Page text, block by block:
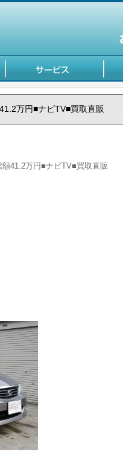
万円■ナビTV■買取直販
41.2万円■ナビTV■買取直販